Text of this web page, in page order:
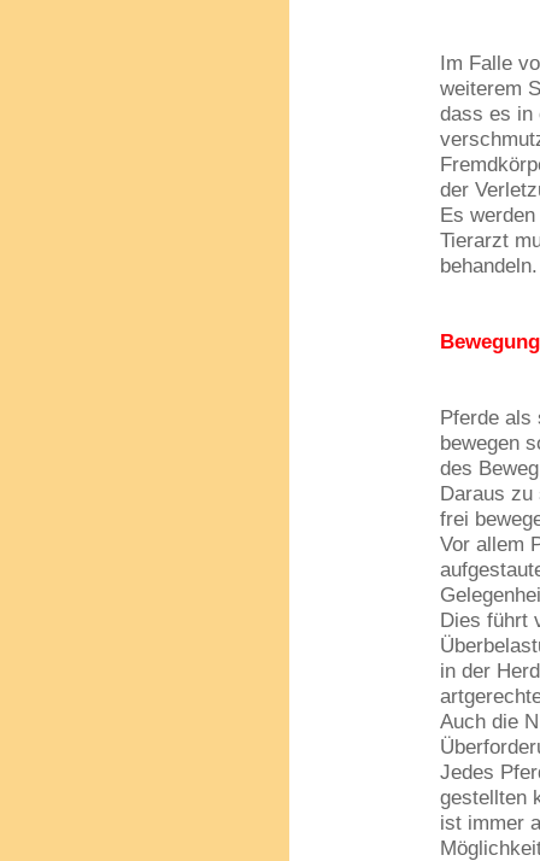
Im Falle
weiterem
dass es in
der
Es
Tierarzt
behandeln.
Pferde als
bewegen
des
Daraus
frei
Vor allem
Dies führt
in der
Auch die
Jedes
gestellten
ist immer